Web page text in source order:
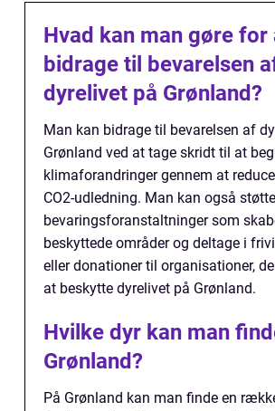
Hvad kan man gøre for
bidrage til bevarelsen
dyrelivet på Grønland?
Man kan bidrage til bevarelsen af
Grønland ved at tage skridt til at
klimaforandringer gennem at
CO2-udledning. Man kan også støtte
bevaringsforanstaltninger som
beskyttede områder og deltage i
eller donationer til organisationer,
at beskytte dyrelivet på Grønland.
Hvilke dyr kan man
Grønland?
På Grønland kan man finde en